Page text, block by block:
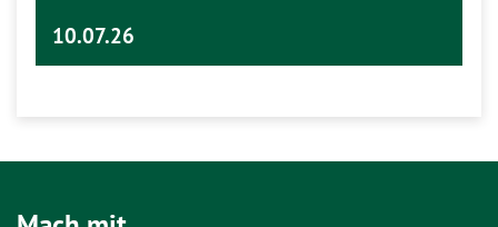
10.07.26